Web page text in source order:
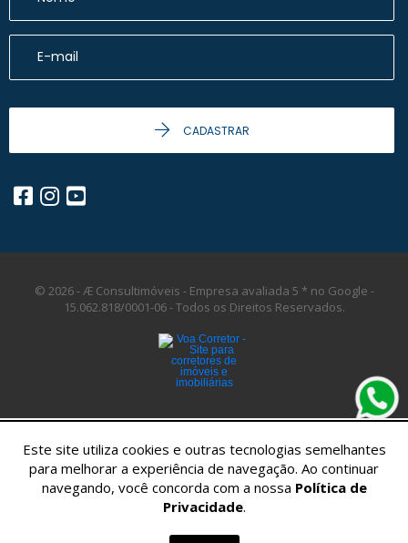
CADASTRAR
© 2026 - Æ Consultimóveis - Empresa avaliada 5 * no Google -
15.062.818/0001-06 -Todos os Direitos Reservados.
Este site utiliza cookies e outras tecnologias semelhantes
para melhorar a experiência de navegação. Ao continuar
navegando, você concorda com a nossa Política de
Privacidade.